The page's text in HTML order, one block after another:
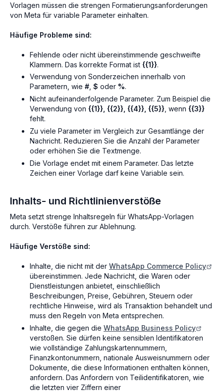
Vorlagen müssen die strengen Formatierungsanforderungen
von Meta für variable Parameter einhalten.
Häufige Probleme sind:
Fehlende oder nicht übereinstimmende geschweifte
Klammern. Das korrekte Format ist {{1}}.
Verwendung von Sonderzeichen innerhalb von
Parametern, wie # $ oder %.
Nicht aufeinanderfolgende Parameter. Zum Beispiel die
Verwendung von {{1}}, {{2}}, {{4}}, {{5}} , wenn {{3}}
fehlt.
Zu viele Parameter im Vergleich zur Gesamtlänge der
Nachricht. Reduzieren Sie die Anzahl der Parameter
oder erhöhen Sie die Textmenge.
Die Vorlage endet mit einem Parameter. Das letzte
Zeichen einer Vorlage darf keine Variable sein.
Inhalts- und Richtlinienverstöße
Meta setzt strenge Inhaltsregeln für WhatsApp-Vorlagen
durch. Verstöße führen zur Ablehnung.
Häufige Verstöße sind:
Inhalte, die nicht mit der WhatsApp Commerce Policy
übereinstimmen. Jede Nachricht, die Waren oder
Dienstleistungen anbietet, einschließlich
Beschreibungen, Preise, Gebühren, Steuern oder
rechtliche Hinweise, wird als Transaktion behandelt und
muss den Regeln von Meta entsprechen.
Inhalte, die gegen die WhatsApp Business Policy
verstoßen. Sie dürfen keine sensiblen Identifikatoren
wie vollständige Zahlungskartennummern,
Finanzkontonummern, nationale Ausweisnummern oder
Dokumente, die diese Informationen enthalten können,
anfordern. Das Anfordern von Teilidentifikatoren, wie
die letzten vier Ziffern einer